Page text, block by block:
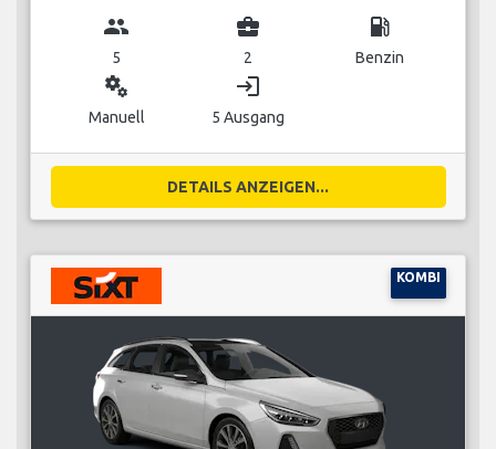
group
5
business_center
2
local_gas_station
Benzin
miscellaneous_services
Manuell
login
5 Ausgang
DETAILS ANZEIGEN...
KOMBI